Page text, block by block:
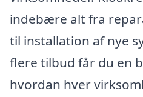
indebære alt fra
til installation af nye
flere tilbud får du en
hvordan hver